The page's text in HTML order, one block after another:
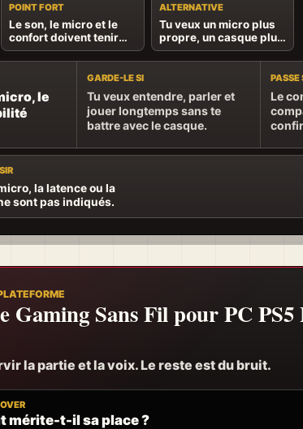
POINT FORT
Le son, le micro et le
confort doivent tenir
ensemble pendant
toute la session.
ALTERNATIVE
Tu veux un micro plus
propre, un casque plus
léger ou une
compatibilité précise.
le
GARDE-LE SI
Tu veux entendre, parler et
jouer longtemps sans te
battre avec le casque.
PASSE
Le
la latence ou la
sont pas indiqués.
Gaming Sans Fil pour PC PS5
la partie et la voix. Le reste est du bruit.
mérite-t-il sa place ?